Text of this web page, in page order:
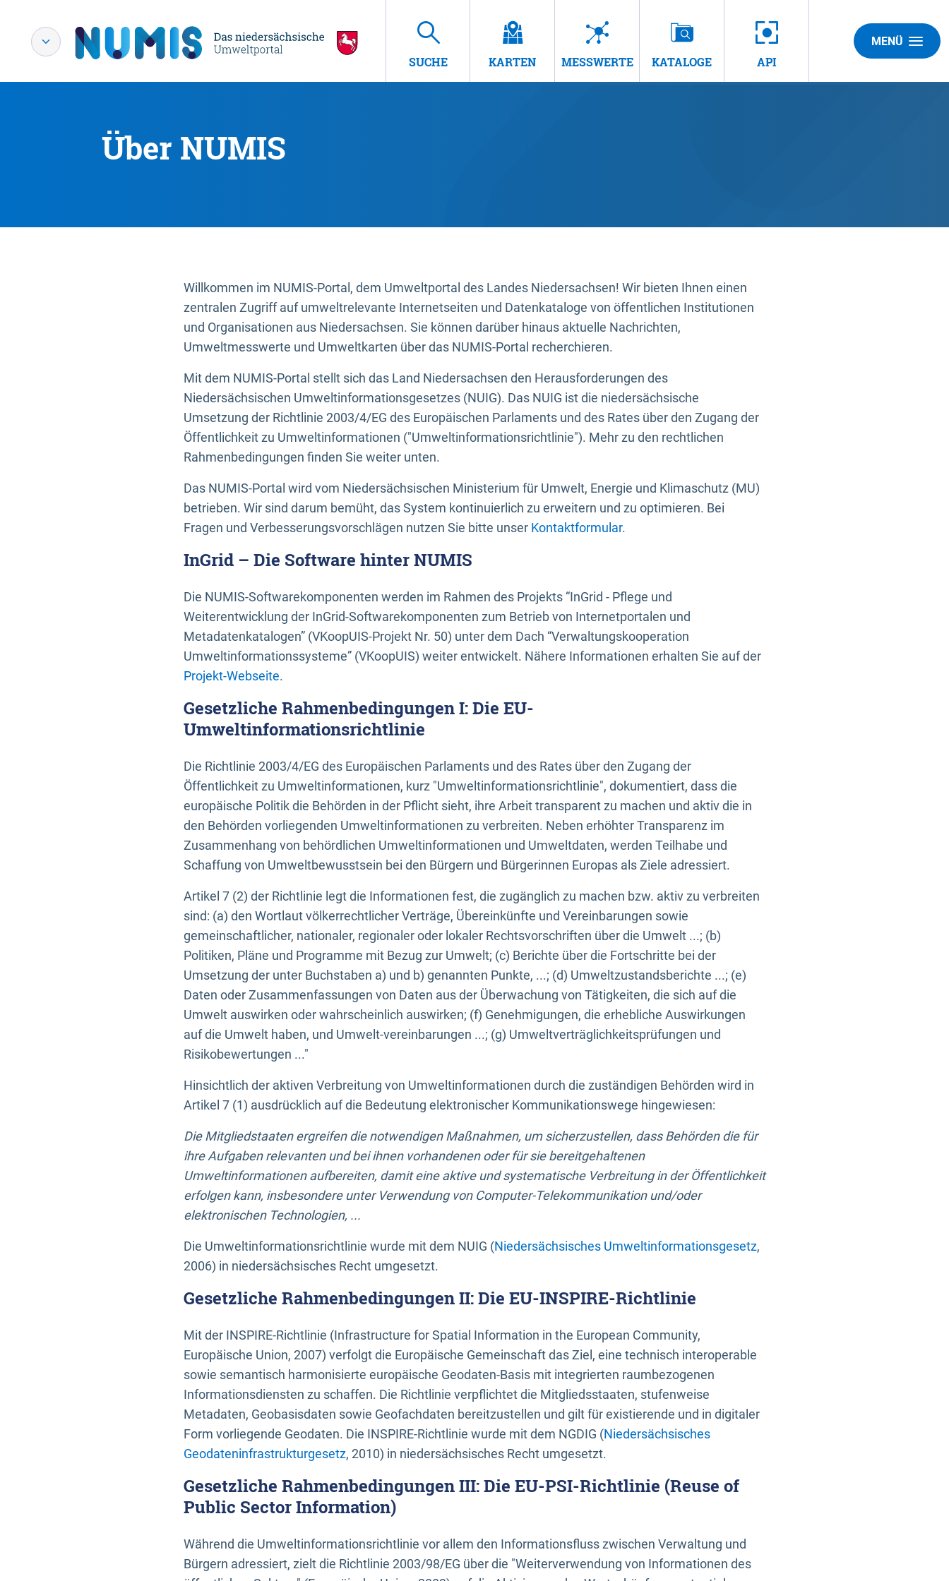
SUCHE KARTEN MESSWERTE KATALOGE API
MENÜ
Über NUMIS
Willkommen im NUMIS-Portal, dem Umweltportal des Landes Niedersachsen! Wir bieten Ihnen einen
zentralen Zugriff auf umweltrelevante Internetseiten und Datenkataloge von öffentlichen Institutionen
und Organisationen aus Niedersachsen. Sie können darüber hinaus aktuelle Nachrichten,
Umweltmesswerte und Umweltkarten über das NUMIS-Portal recherchieren.
Mit dem NUMIS-Portal stellt sich das Land Niedersachsen den Herausforderungen des
Niedersächsischen Umweltinformationsgesetzes (NUIG). Das NUIG ist die niedersächsische
Umsetzung der Richtlinie 2003/4/EG des Europäischen Parlaments und des Rates über den Zugang der
Öffentlichkeit zu Umweltinformationen ("Umweltinformationsrichtlinie"). Mehr zu den rechtlichen
Rahmenbedingungen finden Sie weiter unten.
Das NUMIS-Portal wird vom Niedersächsischen Ministerium für Umwelt, Energie und Klimaschutz (MU)
betrieben. Wir sind darum bemüht, das System kontinuierlich zu erweitern und zu optimieren. Bei
Fragen und Verbesserungsvorschlägen nutzen Sie bitte unser Kontaktformular.
InGrid – Die Software hinter NUMIS
Die NUMIS-Softwarekomponenten werden im Rahmen des Projekts “InGrid - Pflege und
Weiterentwicklung der InGrid-Softwarekomponenten zum Betrieb von Internetportalen und
Metadatenkatalogen” (VKoopUIS-Projekt Nr. 50) unter dem Dach “Verwaltungskooperation
Umweltinformationssysteme” (VKoopUIS) weiter entwickelt. Nähere Informationen erhalten Sie auf der
Projekt-Webseite.
Gesetzliche Rahmenbedingungen I: Die EU-
Umweltinformationsrichtlinie
Die Richtlinie 2003/4/EG des Europäischen Parlaments und des Rates über den Zugang der
Öffentlichkeit zu Umweltinformationen, kurz "Umweltinformationsrichtlinie", dokumentiert, dass die
europäische Politik die Behörden in der Pflicht sieht, ihre Arbeit transparent zu machen und aktiv die in
den Behörden vorliegenden Umweltinformationen zu verbreiten. Neben erhöhter Transparenz im
Zusammenhang von behördlichen Umweltinformationen und Umweltdaten, werden Teilhabe und
Schaffung von Umweltbewusstsein bei den Bürgern und Bürgerinnen Europas als Ziele adressiert.
Artikel 7 (2) der Richtlinie legt die Informationen fest, die zugänglich zu machen bzw. aktiv zu verbreiten
sind: (a) den Wortlaut völkerrechtlicher Verträge, Übereinkünfte und Vereinbarungen sowie
gemeinschaftlicher, nationaler, regionaler oder lokaler Rechtsvorschriften über die Umwelt ...; (b)
Politiken, Pläne und Programme mit Bezug zur Umwelt; (c) Berichte über die Fortschritte bei der
Umsetzung der unter Buchstaben a) und b) genannten Punkte, ...; (d) Umweltzustandsberichte ...; (e)
Daten oder Zusammenfassungen von Daten aus der Überwachung von Tätigkeiten, die sich auf die
Umwelt auswirken oder wahrscheinlich auswirken; (f) Genehmigungen, die erhebliche Auswirkungen
auf die Umwelt haben, und Umwelt-vereinbarungen ...; (g) Umweltverträglichkeitsprüfungen und
Risikobewertungen ..."
Hinsichtlich der aktiven Verbreitung von Umweltinformationen durch die zuständigen Behörden wird in
Artikel 7 (1) ausdrücklich auf die Bedeutung elektronischer Kommunikationswege hingewiesen:
Die Mitgliedstaaten ergreifen die notwendigen Maßnahmen, um sicherzustellen, dass Behörden die für
ihre Aufgaben relevanten und bei ihnen vorhandenen oder für sie bereitgehaltenen
Umweltinformationen aufbereiten, damit eine aktive und systematische Verbreitung in der Öffentlichkeit
erfolgen kann, insbesondere unter Verwendung von Computer-Telekommunikation und/oder
elektronischen Technologien, ...
Die Umweltinformationsrichtlinie wurde mit dem NUIG (Niedersächsisches Umweltinformationsgesetz,
2006) in niedersächsisches Recht umgesetzt.
Gesetzliche Rahmenbedingungen II: Die EU-INSPIRE-Richtlinie
Mit der INSPIRE-Richtlinie (Infrastructure for Spatial Information in the European Community,
Europäische Union, 2007) verfolgt die Europäische Gemeinschaft das Ziel, eine technisch interoperable
sowie semantisch harmonisierte europäische Geodaten-Basis mit integrierten raumbezogenen
Informationsdiensten zu schaffen. Die Richtlinie verpflichtet die Mitgliedsstaaten, stufenweise
Metadaten, Geobasisdaten sowie Geofachdaten bereitzustellen und gilt für existierende und in digitaler
Form vorliegende Geodaten. Die INSPIRE-Richtlinie wurde mit dem NGDIG (Niedersächsisches
Geodateninfrastrukturgesetz, 2010) in niedersächsisches Recht umgesetzt.
Gesetzliche Rahmenbedingungen III: Die EU-PSI-Richtlinie (Reuse of
Public Sector Information)
Während die Umweltinformationsrichtlinie vor allem den Informationsfluss zwischen Verwaltung und
Bürgern adressiert, zielt die Richtlinie 2003/98/EG über die "Weiterverwendung von Informationen des